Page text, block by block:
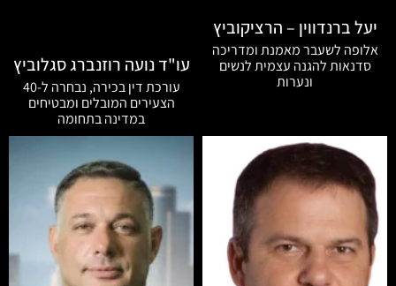
יעל ברנדווין – הרציקוביץ
אלופה לשעבר מאמנת ומדריכה
סדנאות להגנה עצמית לנשים
ונערות
עו"ד נועה רוזנברג סגלוביץ
עורכת דין בכירה, נבחרה ל-40
הצעירים המובלים ומבטיחים
במדינה בתחומה